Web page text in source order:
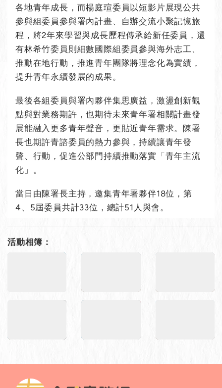
各地青年成長，而楊庭瑄委員以短影片展現公共
參與組委員參與署內計畫、自辦交流小聚記憶旅
程，將2年來學習與成長歷程傳承給新任委員，還
有林希竹委員則細數國際組委員參與海外志工、
推動在地行動，推進青年團隊將理念化為實績，
提升青年永續發展的成果。
最後各組委員與署內夥伴集思廣益，激盪創新觀
點與對業務期許，也期待未來青年署相關計畫發
展能融入更多青年聲音，更貼近青年需求。陳署
長也期許青諮委員的熱力參與，持續讓青年發
聲、行動，促進公部門持續推動落實「青年主流
化」。
當日由陳署長主持，邀集青年署夥伴18位，第
4、5屆委員共計33位，總計51人與會。
活動相簿：